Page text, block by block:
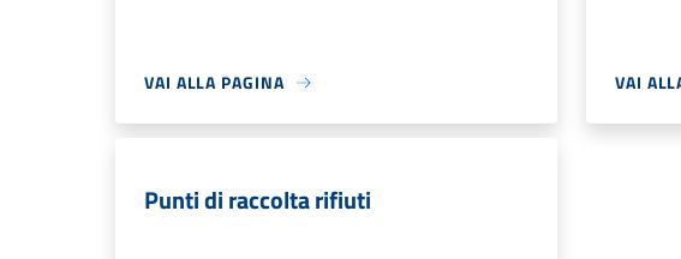
VAI ALLA PAGINA VAI
Punti di raccolta rifiuti